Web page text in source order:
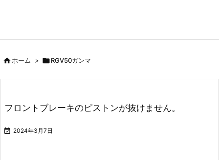
ホーム > RGV50ガンマ
フロントブレーキのピストンが抜けません。
 2024年3月7日